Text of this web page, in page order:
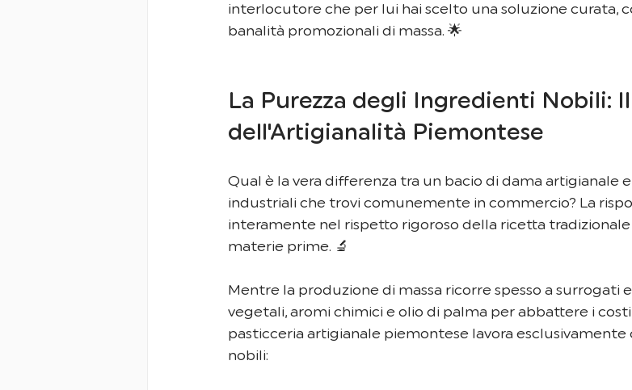
interlocutore che per lui hai scelto una soluzione curata,
banalità promozionali di massa. 🌟
La Purezza degli Ingredienti Nobili:
dell'Artigianalità Piemontese
Qual è la vera differenza tra un bacio di dama artigianale
industriali che trovi comunemente in commercio? La
interamente nel rispetto rigoroso della ricetta
materie prime. 🔬
Mentre la produzione di massa ricorre spesso a surrogati
vegetali, aromi chimici e olio di palma per abbattere i
pasticceria artigianale piemontese lavora
nobili: